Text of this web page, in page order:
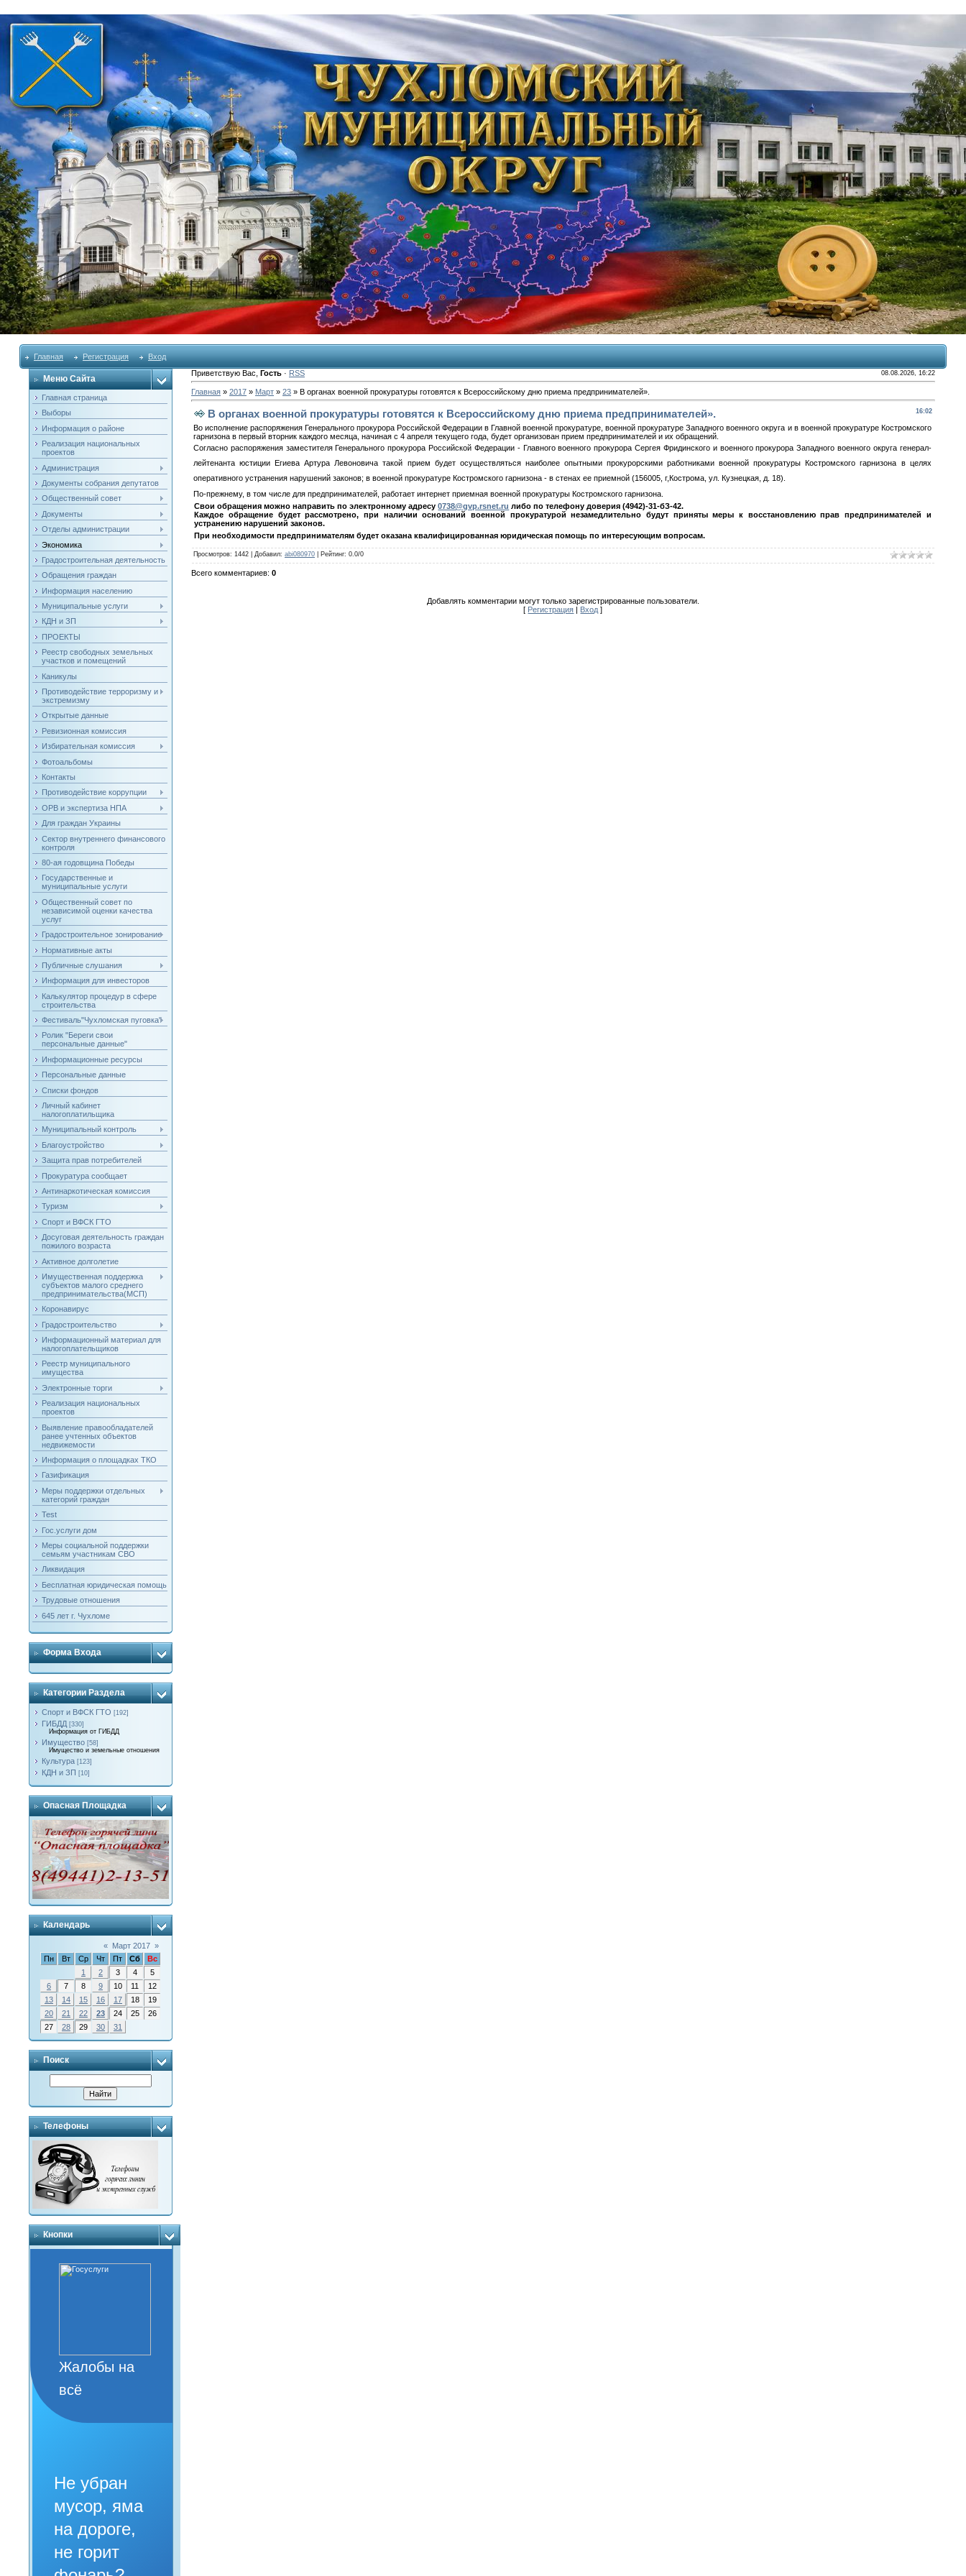
Главная Регистрация Вход
Меню Сайта
Главная страница
Выборы
Информация о районе
Реализация национальных
проектов
Администрация
Документы собрания депутатов
Общественный совет
Документы
Отделы администрации
Экономика
Градостроительная деятельность
Обращения граждан
Информация населению
Муниципальные услуги
КДН и ЗП
ПРОЕКТЫ
Реестр свободных земельных
участков и помещений
Каникулы
Противодействие терроризму и
экстремизму
Открытые данные
Ревизионная комиссия
Избирательная комиссия
Фотоальбомы
Контакты
Противодействие коррупции
ОРВ и экспертиза НПА
Для граждан Украины
Сектор внутреннего финансового
контроля
80-ая годовщина Победы
Государственные и
муниципальные услуги
Общественный совет по
независимой оценки качества
услуг
Градостроительное зонирование
Нормативные акты
Публичные слушания
Информация для инвесторов
Калькулятор процедур в сфере
строительства
Фестиваль"Чухломская пуговка"
Ролик "Береги свои
персональные данные"
Информационные ресурсы
Персональные данные
Списки фондов
Личный кабинет
налогоплатильщика
Муниципальный контроль
Благоустройство
Защита прав потребителей
Прокуратура сообщает
Антинаркотическая комиссия
Туризм
Спорт и ВФСК ГТО
Досуговая деятельность граждан
пожилого возраста
Активное долголетие
Имущественная поддержка
субъектов малого среднего
предпринимательства(МСП)
Коронавирус
Градостроительство
Информационный материал для
налогоплательщиков
Реестр муниципального
имущества
Электронные торги
Реализация национальных
проектов
Выявление правообладателей
ранее учтенных объектов
недвижемости
Информация о площадках ТКО
Газификация
Меры поддержки отдельных
категорий граждан
Test
Гос.услуги дом
Меры социальной поддержки
семьям участникам СВО
Ликвидация
Бесплатная юридическая помощь
Трудовые отношения
645 лет г. Чухломе
Форма Входа
Категории Раздела
Спорт и ВФСК ГТО [192]
ГИБДД [330]
Информация от ГИБДД
Имущество [58]
Имущество и земельные отношения
Культура [123]
КДН и ЗП [10]
Опасная Площадка
Календарь
« Март 2017 »
Пн
Вт Ср Чт Пт Сб
Вс
1
2 3 4
5
6
7 8 9 10 11
12
13
14 15 16 17 18
19
20
21 22 23 24 25
26
27
28 29 30 31
Поиск
Телефоны
Кнопки
Жалобы на
всё
Не убран
мусор, яма
на дороге,
не горит
Приветствую Вас Гость· RSS 08.08.2026, 16:22
Главная» 2017 » Март » 23» В органах военной прокуратуры готовятся к Всероссийскому дню приема предпринимателей».
16:02
В органах военной прокуратуры готовятся к Всероссийскому дню приема предпринимателей».
Во исполнение распоряжения Генерального прокурора Российской Федерации в Главной военной прокуратуре, военной прокуратуре Западного военного округа и в военной прокуратуре Костромского
гарнизона в первый вторник каждого месяца, начиная с 4 апреля текущего года, будет организован прием предпринимателей и их обращений.
Согласно распоряжения заместителя Генерального прокурора Российской Федерации - Главного военного прокурора Сергея Фридинского и военного прокурора Западного военного округа генерал-
лейтенанта юстиции Егиева Артура Левоновича такой прием будет осуществляться наиболее опытными прокурорскими работниками военной прокуратуры Костромского гарнизона в целях
оперативного устранения нарушений законов; в военной прокуратуре Костромского гарнизона - в стенах ее приемной (156005, г,Кострома, ул. Кузнецкая, д. 18).
По-прежнему, в том числе для предпринимателей, работает интернет приемная военной прокуратуры Костромского гарнизона.
Свои обращения можно направить по электронному адресу0738@gvp.rsnet.ru либо по телефону доверия (4942)-31-бЗ-42.
Каждое обращение будет рассмотрено, при наличии оснований военной прокуратурой незамедлительно будут приняты меры к восстановлению прав предпринимателей и
устранению нарушений законов.
При необходимости предпринимателям будет оказана квалифицированная юридическая помощь по интересующим вопросам.
Просмотров: 1442 | Добавил: abi080970| Рейтинг: 0.0/0
Всего комментариев: 0
Добавлять комментарии могут только зарегистрированные пользователи.
[ Регистрация Вход ]